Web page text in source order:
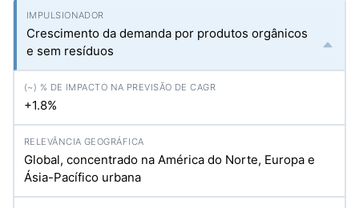
Crescimento da demanda por produtos orgânicos
e sem resíduos
+1.8%
Global, concentrado na América do Norte, Europa e
Ásia-Pacífico urbana